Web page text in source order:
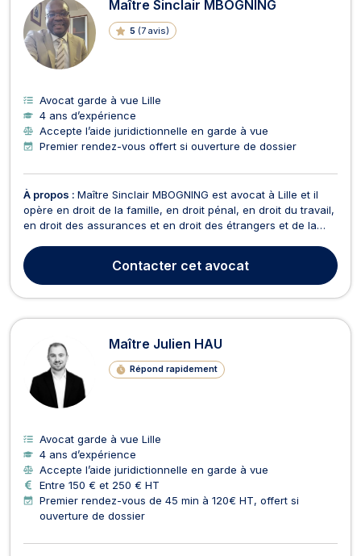
Maître Sinclair MBOGNING
5 (7 avis)
Avocat garde à vue Lille
4 ans d’expérience
Accepte l’aide juridictionnelle en garde à vue
Premier rendez-vous offert si ouverture de dossier
À propos : Maître Sinclair MBOGNING est avocat à Lille et il
opère en droit de la famille, en droit pénal, en droit du travail,
en droit des assurances et en droit des étrangers et de la
de la famille dans le cadre de vos procédures de divorce, de
changement de nom, de reco...
Contacter cet avocat
Maître Julien HAU
Répond rapidement
Avocat garde à vue Lille
4 ans d’expérience
Accepte l’aide juridictionnelle en garde à vue
Entre 150 € et 250 € HT
Premier rendez-vous de 45 min à 120€ HT, offert si
ouverture de dossier